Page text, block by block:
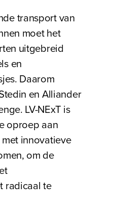
transport van
moet het
uitgebreid
en
Daarom
en Alliander
LV-NExT is
oproep aan
innovatieve
om de
radicaal te